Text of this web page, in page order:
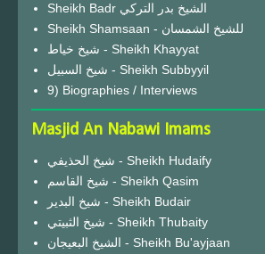
Sheikh Badr الشيخ بدر التركي
Sheikh Shamsaan - للشيخ الشمسان
شيخ خياط - Sheikh Khayyat
شيخ السبيل - Sheikh Subbyyil
9) Biographies / Interviews
Masjid An Nabawi Imams
شيخ الحذيفي - Sheikh Hudaify
شيخ القاسم - Sheikh Qasim
شيخ البدير - Sheikh Budair
شيخ الثبيتي - Sheikh Thubaity
الشيخ البعيجان - Sheikh Bu'ayjaan